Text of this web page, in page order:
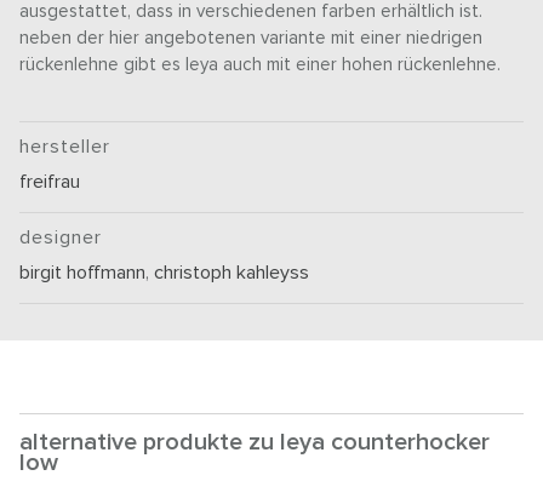
ausgestattet, dass in verschiedenen farben erhältlich ist.
neben der hier angebotenen variante mit einer niedrigen
rückenlehne gibt es leya auch mit einer hohen rückenlehne.
hersteller
freifrau
designer
birgit hoffmann,christoph kahleyss
alternative produkte zu leya counterhocker
low